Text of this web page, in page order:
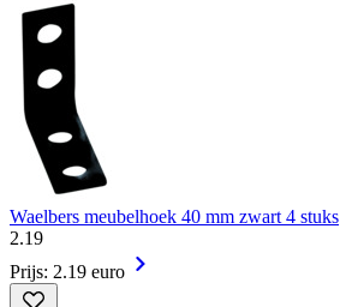
Waelbers meubelhoek 40 mm zwart 4 stuks
2.19
Prijs: 2.19 euro